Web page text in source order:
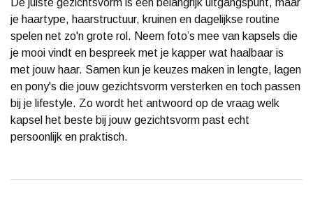
je haartype, haarstructuur, kruinen en dagelijkse routine
spelen net zo'n grote rol. Neem foto’s mee van kapsels die
je mooi vindt en bespreek met je kapper wat haalbaar is
met jouw haar. Samen kun je keuzes maken in lengte, lagen
en pony's die jouw gezichtsvorm versterken en toch passen
bij je lifestyle. Zo wordt het antwoord op de vraag welk
kapsel het beste bij jouw gezichtsvorm past echt
persoonlijk en praktisch.